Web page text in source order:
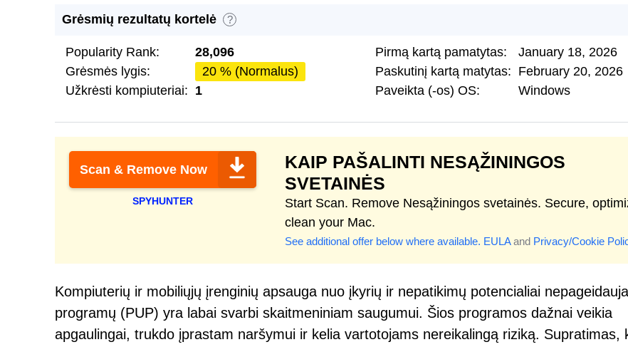
Grėsmių rezultatų kortelė ?
Popularity Rank:
28,096
Grėsmės lygis:
20 % (Normalus)
Užkrėsti kompiuteriai: 1
Pirmą kartą pamatytas:
January 18, 2026
Paskutinį kartą matytas: February 20, 2026
Paveikta (-os) OS:
Windows
Scan & Remove Now
SPYHUNTER
KAIP PAŠALINTI NESĄŽININGOS
SVETAINĖS
Start Scan. Remove Nesąžiningos svetainės. Secure,
clean your Mac.
See additional offer below where available. EULAand Privacy/Cookie
Kompiuterių ir mobiliųjų įrenginių apsauga nuo įkyrių ir nepatikimų potencialiai
programų (PUP) yra labai svarbi skaitmeniniam saugumui. Šios programos dažnai veikia
apgaulingai, trukdo įprastam naršymui ir kelia vartotojams nereikalingą riziką. Supratimas,